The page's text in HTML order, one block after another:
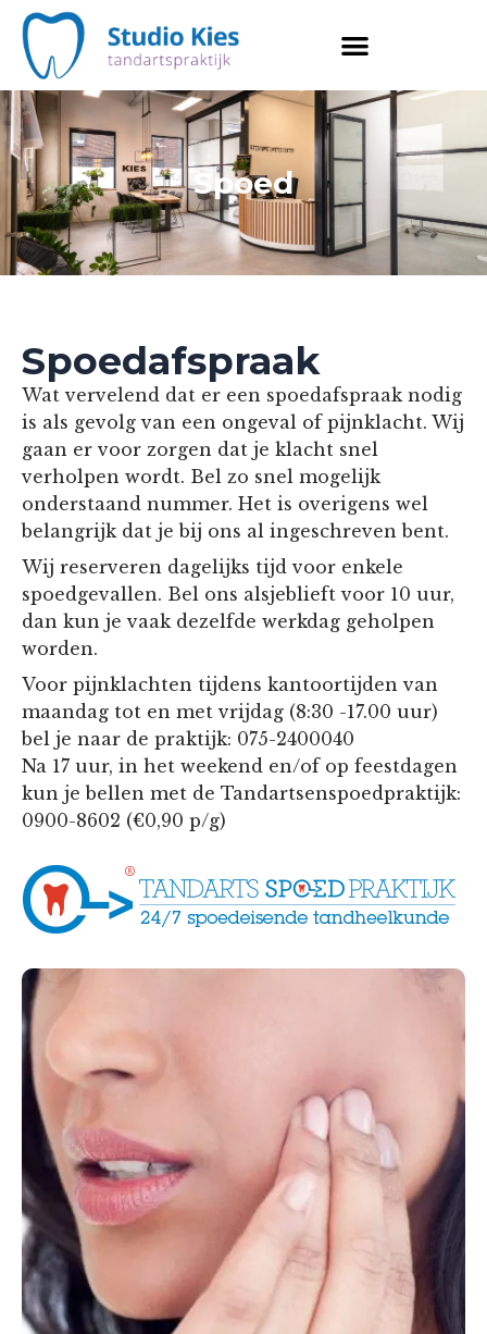
Skip
content
Spoed
Spoedafspraak
Wat vervelend dat er een spoedafspraak nodig
is als gevolg van een ongeval of pijnklacht. Wij
gaan er voor zorgen dat je klacht snel
verholpen wordt. Bel zo snel mogelijk
onderstaand nummer. Het is overigens wel
belangrijk dat je bij ons al ingeschreven bent.
Wij reserveren dagelijks tijd voor enkele
spoedgevallen. Bel ons alsjeblieft voor 10 uur,
dan kun je vaak dezelfde werkdag geholpen
worden.
Voor pijnklachten tijdens kantoortijden van
maandag tot en met vrijdag (8:30 -17.00 uur)
bel je naar de praktijk: 075-2400040
Na 17 uur, in het weekend en/of op feestdagen
kun je bellen met de Tandartsenspoedpraktijk:
0900-8602 (€0,90 p/g)